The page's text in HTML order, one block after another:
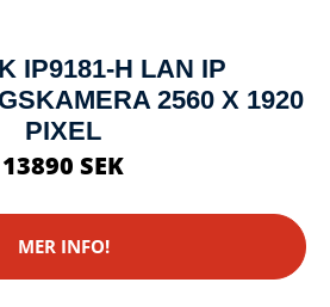
IP9181-H LAN IP
2560 X 1920
PIXEL
13890 SEK
MER INFO!